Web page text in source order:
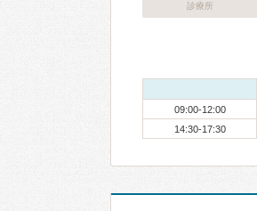
診療所
09:00-12:00
14:30-17:30